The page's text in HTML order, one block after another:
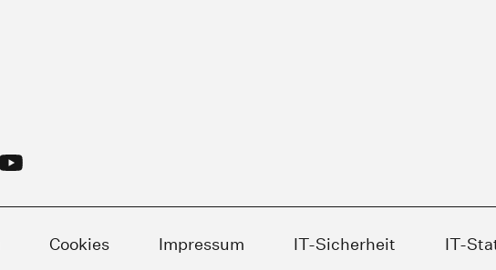
Cookies Impressum IT-Sicherheit IT-